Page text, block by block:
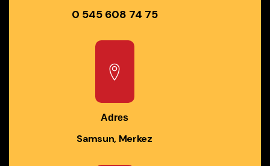
0 545 608 74 75
Adres
Samsun, Merkez